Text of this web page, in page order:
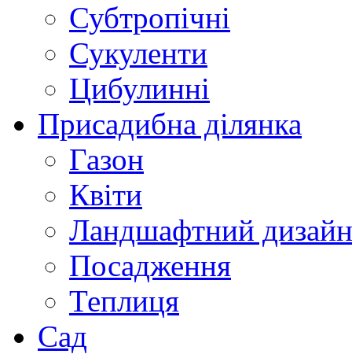
Субтропічні
Сукуленти
Цибулинні
Присадибна ділянка
Газон
Квіти
Ландшафтний дизайн
Посадження
Теплиця
Сад